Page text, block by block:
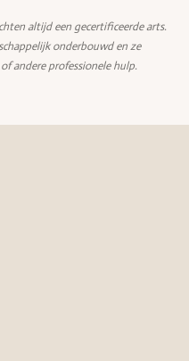
altijd een gecertificeerde arts.
onderbouwd en ze
andere professionele hulp.